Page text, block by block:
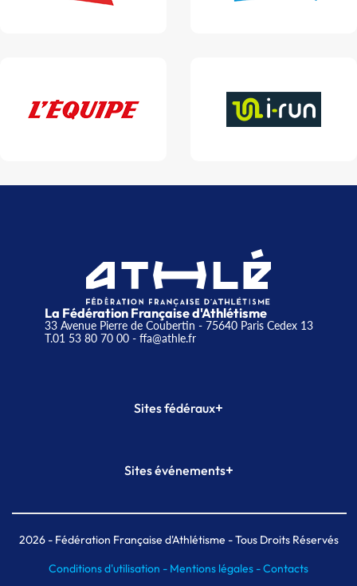
La Fédération Française d'Athlétisme
33 Avenue Pierre de Coubertin - 75640 Paris Cedex 13
T.01 53 80 70 00- ffa@athle.fr
Sites fédéraux+
Plateforme Formation
Sites événements+
Meeting de Paris indoor
MAIF Ekiden de Paris
2026- Fédération Française d'Athlétisme - Tous Droits Réservés
Conditions d'utilisation - Mentions légales -Contacts